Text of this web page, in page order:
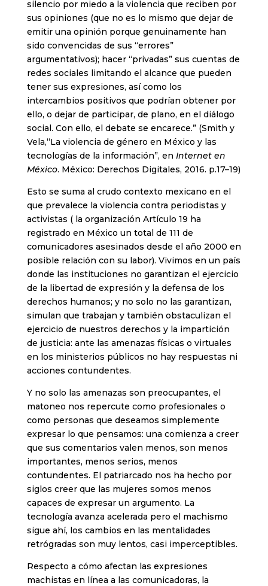
silencio por miedo a la violencia que reciben por
sus opiniones (que no es lo mismo que dejar de
emitir una opinión porque genuinamente han
sido convencidas de sus “errores”
argumentativos); hacer “privadas” sus cuentas de
redes sociales limitando el alcance que pueden
tener sus expresiones, así como los
intercambios positivos que podrían obtener por
ello, o dejar de participar, de plano, en el diálogo
social. Con ello, el debate se encarece.” (Smith y
Vela,“La violencia de género en México y las
tecnologías de la información”, en Internet en
México. México: Derechos Digitales, 2016. p.17–19)
Esto se suma al crudo contexto mexicano en el
que prevalece la violencia contra periodistas y
activistas ( la organización Artículo 19 ha
registrado en México un total de 111 de
comunicadores asesinados desde el año 2000 en
posible relación con su labor). Vivimos en un país
donde las instituciones no garantizan el ejercicio
de la libertad de expresión y la defensa de los
derechos humanos; y no solo no las garantizan,
simulan que trabajan y también obstaculizan el
ejercicio de nuestros derechos y la impartición
de justicia: ante las amenazas físicas o virtuales
en los ministerios públicos no hay respuestas ni
acciones contundentes.
Y no solo las amenazas son preocupantes, el
matoneo nos repercute como profesionales o
como personas que deseamos simplemente
expresar lo que pensamos: una comienza a creer
que sus comentarios valen menos, son menos
importantes, menos serios, menos
contundentes. El patriarcado nos ha hecho por
siglos creer que las mujeres somos menos
capaces de expresar un argumento. La
tecnología avanza acelerada pero el machismo
sigue ahí, los cambios en las mentalidades
retrógradas son muy lentos, casi imperceptibles.
Respecto a cómo afectan las expresiones
machistas en línea a las comunicadoras, la